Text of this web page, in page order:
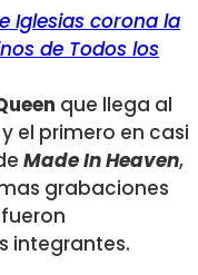
Iglesias corona la
de Todos los
que llega al
y el primero en casi
Made In Heaven,
grabaciones
integrantes.